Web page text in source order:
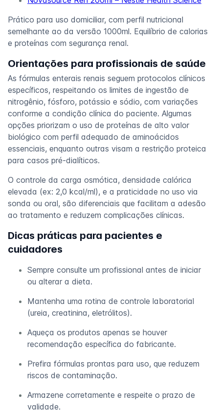
Prático para uso domiciliar, com perfil nutricional
semelhante ao da versão 1000ml. Equilíbrio de calorias
e proteínas com segurança renal.
Orientações para profissionais de saúde
As fórmulas enterais renais seguem protocolos clínicos
específicos, respeitando os limites de ingestão de
nitrogênio, fósforo, potássio e sódio, com variações
conforme a condição clínica do paciente. Algumas
opções priorizam o uso de proteínas de alto valor
biológico com perfil adequado de aminoácidos
essenciais, enquanto outras visam a restrição proteica
para casos pré-dialíticos.
O controle da carga osmótica, densidade calórica
elevada (ex: 2,0 kcal/ml), e a praticidade no uso via
sonda ou oral, são diferenciais que facilitam a adesão
ao tratamento e reduzem complicações clínicas.
Dicas práticas para pacientes e
cuidadores
Sempre consulte um profissional antes de iniciar
ou alterar a dieta.
Mantenha uma rotina de controle laboratorial
(ureia, creatinina, eletrólitos).
Aqueça os produtos apenas se houver
recomendação específica do fabricante.
Prefira fórmulas prontas para uso, que reduzem
riscos de contaminação.
Armazene corretamente e respeite o prazo de
validade.